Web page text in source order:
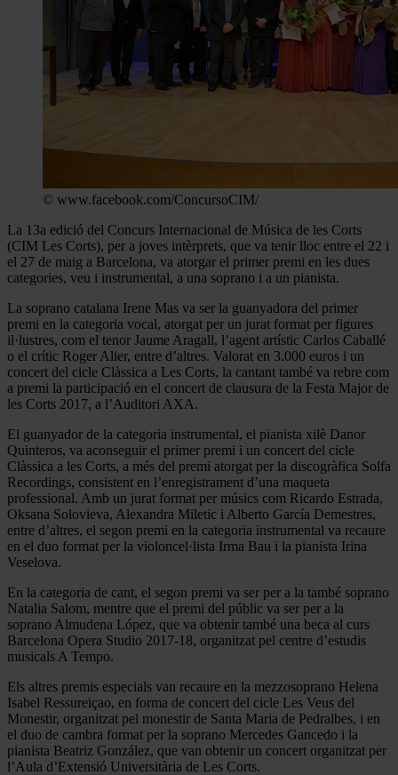
© www.facebook.com/ConcursoCIM/
La 13a edició del Concurs Internacional de Música de les Corts
(CIM Les Corts), per a joves intèrprets, que va tenir lloc entre el 22 i
el 27 de maig a Barcelona, va atorgar el primer premi en les dues
categories, veu i instrumental, a una soprano i a un pianista.
La soprano catalana Irene Mas va ser la guanyadora del primer
premi en la categoria vocal, atorgat per un jurat format per figures
il·lustres, com el tenor Jaume Aragall, l’agent artístic Carlos Caballé
o el crític Roger Alier, entre d’altres. Valorat en 3.000 euros i un
concert del cicle Clàssica a Les Corts, la cantant també va rebre com
a premi la participació en el concert de clausura de la Festa Major de
les Corts 2017, a l’Auditori AXA.
El guanyador de la categoria instrumental, el pianista xilè Danor
Quinteros, va aconseguir el primer premi i un concert del cicle
Clàssica a les Corts, a més del premi atorgat per la discogràfica Solfa
Recordings, consistent en l’enregistrament d’una maqueta
professional. Amb un jurat format per músics com Ricardo Estrada,
Oksana Solovieva, Alexandra Miletic i Alberto García Demestres,
entre d’altres, el segon premi en la categoria instrumental va recaure
en el duo format per la violoncel·lista Irma Bau i la pianista Irina
Veselova.
En la categoria de cant, el segon premi va ser per a la també soprano
Natalia Salom, mentre que el premi del públic va ser per a la
soprano Almudena López, que va obtenir també una beca al curs
Barcelona Opera Studio 2017-18, organitzat pel centre d’estudis
musicals A Tempo.
Els altres premis especials van recaure en la mezzosoprano Helena
Isabel Ressureiçao, en forma de concert del cicle Les Veus del
Monestir, organitzat pel monestir de Santa Maria de Pedralbes, i en
el duo de cambra format per la soprano Mercedes Gancedo i la
pianista Beatriz González, que van obtenir un concert organitzat per
l’Aula d’Extensió Universitària de Les Corts.